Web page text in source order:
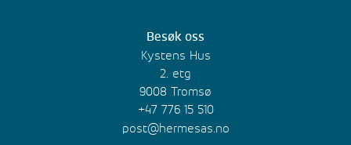
Besøk oss
Kystens Hus
2. etg
9008 Tromsø
+47 776 15 510
post@hermesas.no